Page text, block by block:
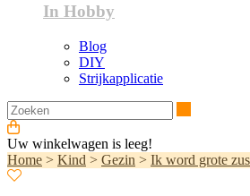
In Hobby
Blog
DIY
Strijkapplicatie
Uw winkelwagen is leeg!
Home > Kind > Gezin > Ik word grote